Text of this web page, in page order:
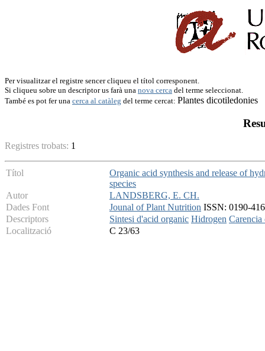
Per visualitzar el registre sencer cliqueu el títol corresponent.
Si cliqueu sobre un descriptor us farà una nova cerca del terme seleccionat.
També es pot fer una cerca al catàleg del terme cercat: Plantes dicotiledonies
Registres trobats: 1
Títol
Organic acid synthesis and release of
species
Autor
LANDSBERG, E. CH.
Dades Font
Jounal of Plant Nutrition ISSN: 0190-
Descriptors
Sintesi d'acid organic Hidrogen Carencia
Localització
C 23/63